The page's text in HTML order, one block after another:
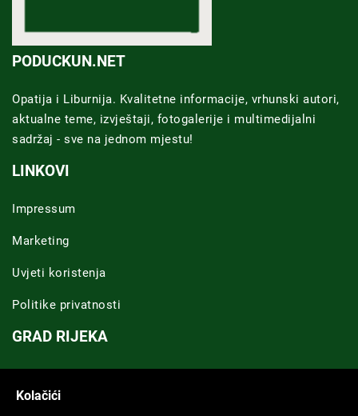
PODUCKUN.NET
Opatija i Liburnija. Kvalitetne informacije, vrhunski autori,
aktualne teme, izvještaji, fotogalerije i multimedijalni
sadržaj - sve na jednom mjestu!
LINKOVI
Impressum
Marketing
Uvjeti koristenja
Politike privatnosti
GRAD RIJEKA
Kolačići